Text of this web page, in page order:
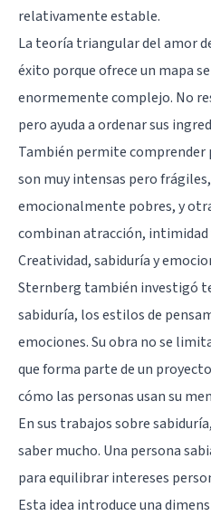
relativamente estable.
La teoría triangular del amor
éxito porque ofrece un mapa
enormemente complejo. No
pero ayuda a ordenar sus
También permite comprender
son muy intensas pero
emocionalmente pobres, y
combinan atracción, intimidad
Creatividad, sabiduría y
Sternberg también investigó
sabiduría, los estilos de
emociones. Su obra no se
que forma parte de un
cómo las personas usan su
En sus trabajos sobre
saber mucho. Una persona
para equilibrar intereses
Esta idea introduce una